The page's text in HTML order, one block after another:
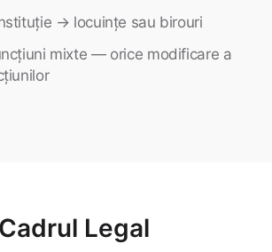
→ locuințe sau birouri
mixte — orice modificare a
Cadrul Legal